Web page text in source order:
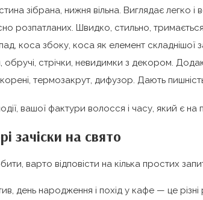
зібрана, нижня вільна. Виглядає легко і
розпатланих. Швидко, стильно, тримається
коса збоку, коса як елемент складнішої
стрічки, невидимки з декором.
термозакрут, дифузор. Дають
вашої фактури волосся і часу, який є на
зачіски на свято
варто відповісти на кілька простих
день народження і похід у кафе — це різні